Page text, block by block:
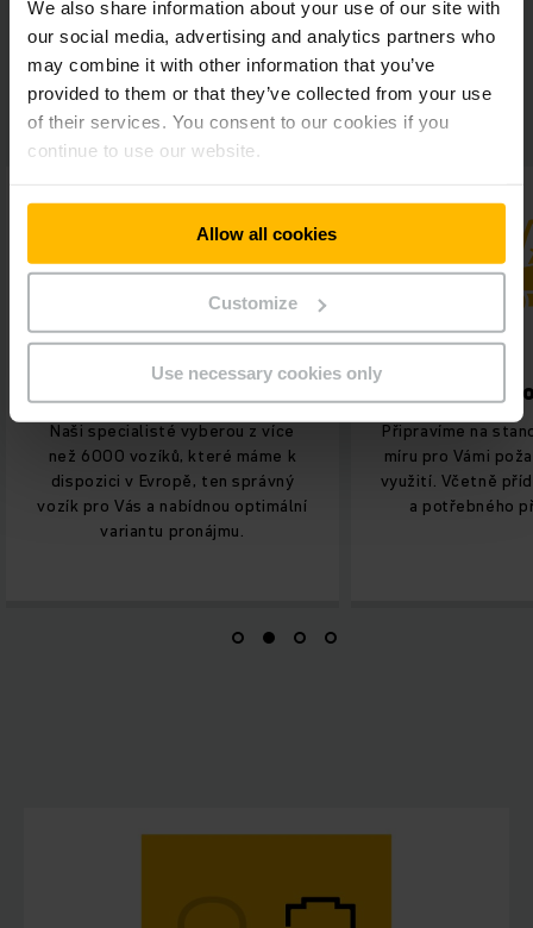
We also share information about your use of our site with
our social media, advertising and analytics partners who
may combine it with other information that you’ve
provided to them or that they’ve collected from your use
of their services. You consent to our cookies if you
continue to use our website.
Allow all cookies
Customize
Use necessary cookies only
PRONAJMĚTE SI TEN SPRÁVNÝ VOZÍK PRO
VÁS!
Čtyři kroky k vozíku na přání
Připravíme na stanovený termín na
míru pro Vámi požadovaný způsob
využití. Včetně přídavného zařízení
a potřebného příslušenství.
Doprava
Po provedení
školení obsluhy
provoz přímo na